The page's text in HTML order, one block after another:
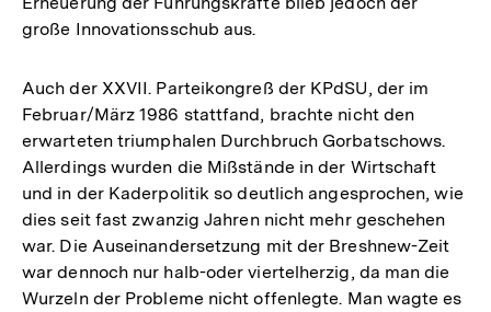
große Innovationsschub aus.
Auch der XXVII. Parteikongreß der KPdSU, der im
Februar/März 1986 stattfand, brachte nicht den
erwarteten triumphalen Durchbruch Gorbatschows.
Allerdings wurden die Mißstände in der Wirtschaft
und in der Kaderpolitik so deutlich angesprochen, wie
dies seit fast zwanzig Jahren nicht mehr geschehen
war. Die Auseinandersetzung mit der Breshnew-Zeit
war dennoch nur halb-oder viertelherzig, da man die
Wurzeln der Probleme nicht offenlegte. Man wagte es